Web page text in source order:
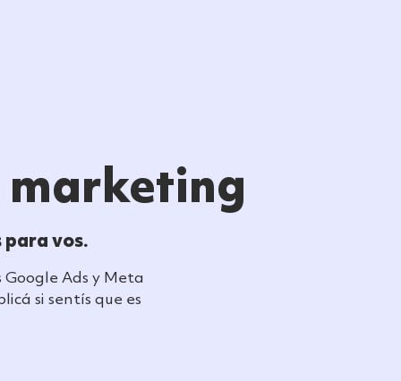
marketing
para vos.
Google Ads y Meta
si sentís que es